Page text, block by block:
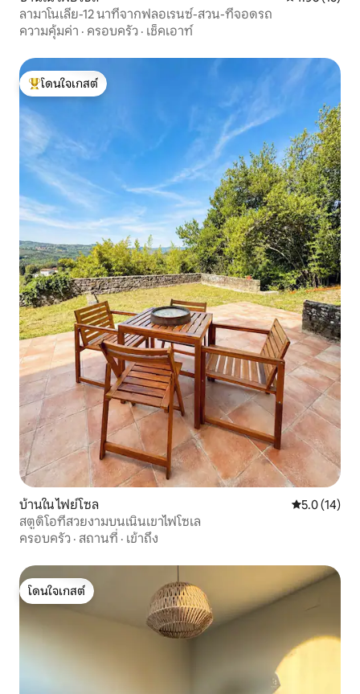
ลามาโนเลีย-12 นาทีจากฟลอเรนซ์-สวน-ที่จอดรถ
ความคุ้มค่า · ครอบครัว · เช็คเอาท์
โดนใจเกสต์ที่สุด
โดนใจเกสต์
บ้านใน ไฟย์โซล คะแนนเฉลี่ย
5.0 (14)
สตูดิโอที่สวยงามบนเนินเขาไฟโซเล
ครอบครัว · สถานที่ · เข้าถึง
โดนใจเกสต์
โดนใจเกสต์